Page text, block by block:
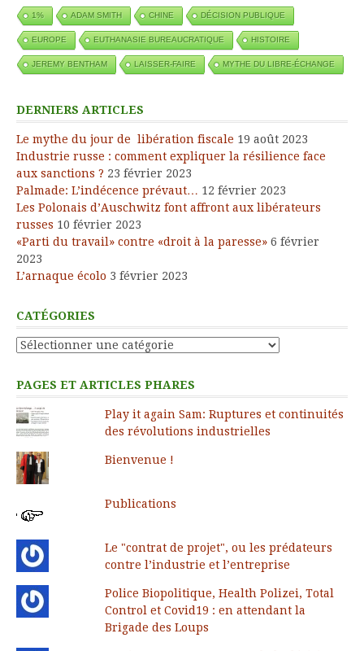
1% ADAM SMITH CHINE DÉCISION PUBLIQUE
EUROPE EUTHANASIE BUREAUCRATIQUE HISTOIRE
JEREMY BENTHAM LAISSER-FAIRE MYTHE DU LIBRE-ÉCHANGE
DERNIERS ARTICLES
Le mythe du jour de libération fiscale 19 août 2023
Industrie russe : comment expliquer la résilience face
aux sanctions ? 23 février 2023
Palmade: L’indécence prévaut… 12 février 2023
Les Polonais d’Auschwitz font affront aux libérateurs
russes 10 février 2023
«Parti du travail» contre «droit à la paresse» 6 février
2023
L’arnaque écolo 3 février 2023
CATÉGORIES
Catégories
PAGES ET ARTICLES PHARES
Play it again Sam: Ruptures et continuités
des révolutions industrielles
Bienvenue !
Publications
Le "contrat de projet", ou les prédateurs
contre l’industrie et l’entreprise
Police Biopolitique, Health Polizei, Total
Control et Covid19 : en attendant la
Brigade des Loups